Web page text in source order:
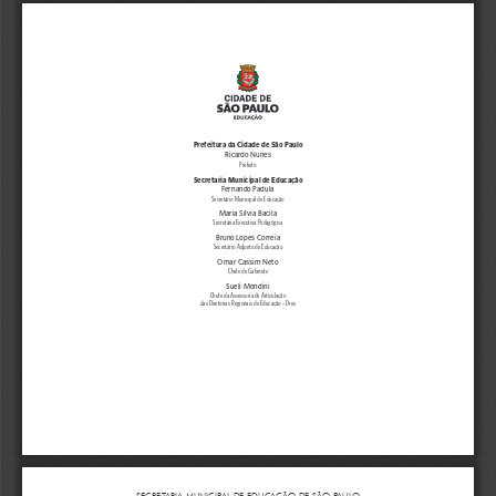
Prefeitura da Cidade de São Paulo
Ricardo Nunes
Prefeito
Secretaria Municipal de Educação
Fernando Padula
Secretário Municipal de Educação
Maria Sílvia Bacila
Secretária Executiva Pedagógica
Bruno Lopes Correia
Secretário Adjunto de Educação
Omar Cassim Neto
Chefe de Gabinete
Sueli Mondini
Chefe da Assessoria de Articulação
das Diretorias Regionais de Educação – Dres